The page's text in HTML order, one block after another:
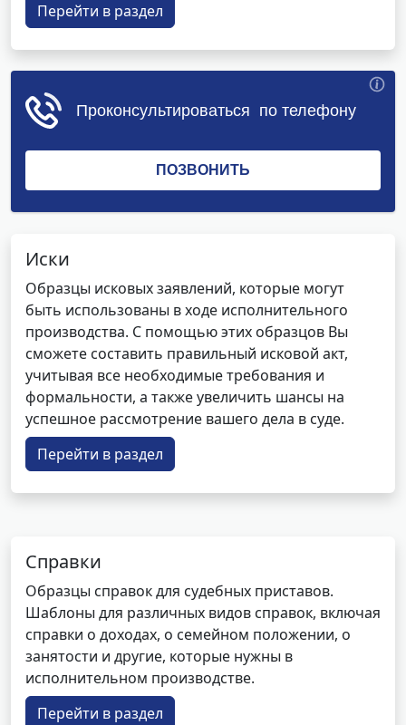
Перейти в раздел
Иски
Образцы исковых заявлений, которые могут
быть использованы в ходе исполнительного
производства. С помощью этих образцов Вы
сможете составить правильный исковой акт,
учитывая все необходимые требования и
формальности, а также увеличить шансы на
успешное рассмотрение вашего дела в суде.
Перейти в раздел
Справки
Образцы справок для судебных приставов.
Шаблоны для различных видов справок, включая
справки о доходах, о семейном положении, о
занятости и другие, которые нужны в
исполнительном производстве.
Перейти в раздел